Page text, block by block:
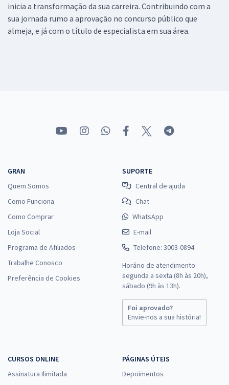
inicia a transformação da sua carreira. Contribuindo com a
sua jornada rumo a aprovação no concurso público que
almeja, e já com o título de especialista em sua área.
GRAN
Quem Somos
Como Funciona
Como Comprar
Loja Social
Programa de Afiliados
Trabalhe Conosco
Preferência de Cookies
SUPORTE
Central de ajuda
Chat
WhatsApp
E-mail
Telefone: 3003-0894
Horário de atendimento:
segunda a sexta (8h às 20h),
sábado (9h às 13h).
Foi aprovado?
Envie-nos a sua história!
CURSOS ONLINE
Assinatura Ilimitada
PÁGINAS ÚTEIS
Depoimentos